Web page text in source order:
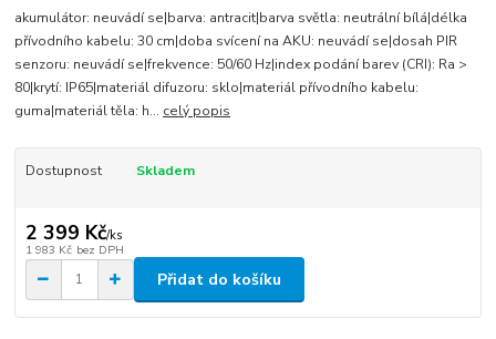
akumulátor: neuvádí se|barva: antracit|barva světla: neutrální bílá|délka
přívodního kabelu: 30 cm|doba svícení na AKU: neuvádí se|dosah PIR
senzoru: neuvádí se|frekvence: 50/60 Hz|index podání barev (CRI): Ra >
80|krytí: IP65|materiál difuzoru: sklo|materiál přívodního kabelu:
guma|materiál těla: h... celý popis
Dostupnost Skladem
2 399 Kč/ks
1 983 Kč bez DPH
Přidat do košíku